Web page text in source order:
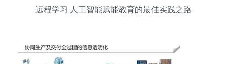
远程学习 人工智能赋能教育的最佳实践之路